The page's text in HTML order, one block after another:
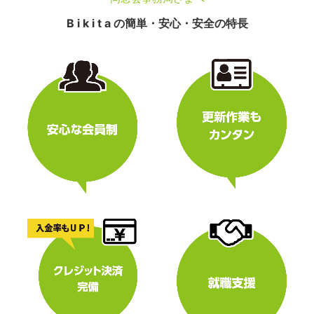
B i k i t a の簡単・安心・安全の特長